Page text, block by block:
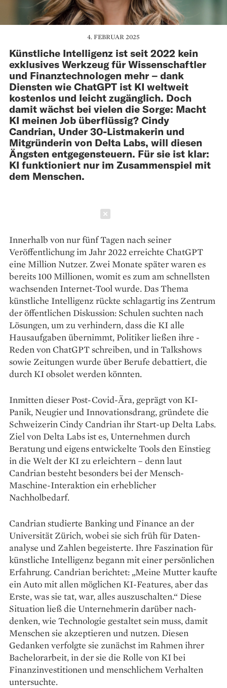
4. FEBRUAR 2025
Künstliche Intelligenz ist seit 2022 kein
exklusives Werkzeug für Wissenschaftler
und Finanztechnologen mehr – dank
Diensten wie ChatGPT ist KI weltweit
kostenlos und leicht zugänglich. Doch
damit wächst bei vielen die Sorge: Macht
KI meinen Job überflüssig? Cindy
Candrian, Under 30-Listmakerin und
Mitgründerin von Delta Labs, will diesen
Ängsten entgegensteuern. Für sie ist klar:
KI funktioniert nur im Zusammenspiel mit
dem Menschen.
Innerhalb von nur fünf Tagen nach seiner
Veröffentlichung im Jahr 2022 erreichte ChatGPT
eine ­Million Nutzer. Zwei Monate ­später waren es
bereits 100 Millionen, ­womit es zum am schnellsten
wachsenden Internet-Tool wurde. Das Thema
künstliche Intelligenz rückte schlagartig ins Zentrum
der öffentlichen Diskussion: Schulen ­suchten nach
Lösungen, um zu verhindern, dass die KI alle
Hausaufgaben übernimmt, Politiker ließen ihre ­
Reden von ChatGPT schreiben, und in Talkshows
sowie Zeitungen wurde über Berufe debattiert, die
durch KI obsolet werden könnten.
Inmitten dieser Post-Covid-Ära, geprägt von KI-
Panik, Neugier und Innovationsdrang, gründete die
Schweizerin Cindy Candrian ihr Start-up Delta Labs.
Ziel von Delta Labs ist es, Unternehmen durch
Beratung und eigens entwickelte Tools den Einstieg
in die Welt der KI zu erleichtern – denn laut
Candrian ­besteht besonders bei der Mensch-
Maschine-Interaktion ein erheb­licher
Nachholbedarf.
Candrian studierte Banking und Finance an der
Universität Zürich, wobei sie sich früh für Daten­
analyse und Zahlen begeisterte. Ihre Faszination für
künstliche Intelligenz begann mit einer persön­lichen
Erfahrung. Candrian berichtet: „Meine Mutter kaufte
ein Auto mit allen möglichen KI-Features, aber das
Erste, was sie tat, war, alles auszuschalten.“ Diese
Situation ließ die Unternehmerin darüber nach­
denken, wie Technologie gestaltet sein muss, damit
Menschen sie ­akzeptieren und nutzen. ­Diesen
Gedanken verfolgte sie zunächst im Rahmen ihrer
Bachelorarbeit, in der sie die Rolle von KI bei
Finanz­investitionen und menschlichem Verhalten
untersuchte.